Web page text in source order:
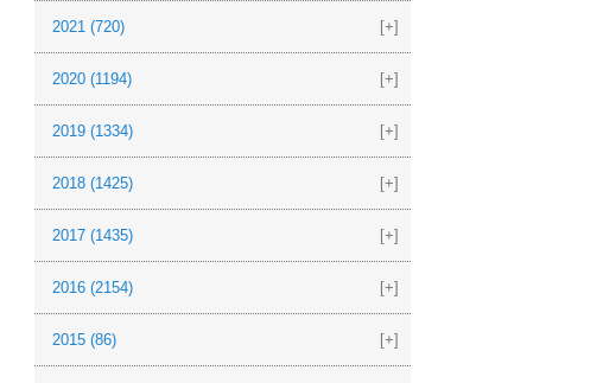
[+]
2021 (720)
[+]
2020 (1194)
[+]
2019 (1334)
[+]
2018 (1425)
[+]
2017 (1435)
[+]
2016 (2154)
[+]
2015 (86)